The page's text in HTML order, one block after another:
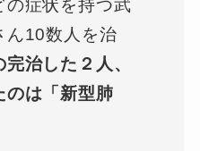
の症状を持つ武
ん10数人を治
完治した２人、
のは「新型肺